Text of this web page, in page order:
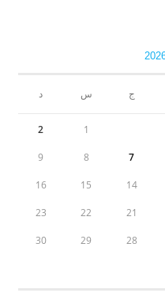
ج س د
1
2
7
8
9
14
15
16
21
22
23
28
29
30